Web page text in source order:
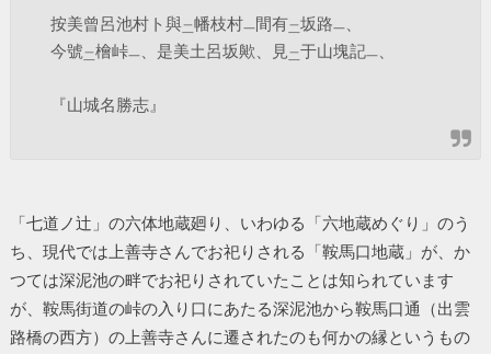
按美曾呂池村ト與二幡枝村一間有二坂路一
今號二檜峠一 、是美土呂坂歟、見二于山塊記一
『山城名勝志』
「七道ノ辻」の六体地蔵廻り、いわゆる「六地蔵めぐり」のう
ち、現代では上善寺さんでお祀りされる「鞍馬口地蔵」が、か
つては深泥池の畔でお祀りされていたことは知られています
が、鞍馬街道の峠の入り口にあたる深泥池から鞍馬口通（出雲
路橋の西方）の上善寺さんに遷されたのも何かの縁というもの